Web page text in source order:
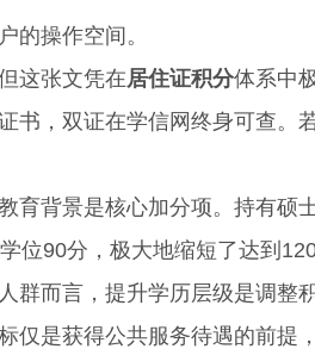
操作空间。
这张文凭在居住证积分体系中
书，双证在学信网终身可查。
背景是核心加分项。持有硕
位90分，极大地缩短了达到
群而言，提升学历层级是调整
是获得公共服务待遇的前提